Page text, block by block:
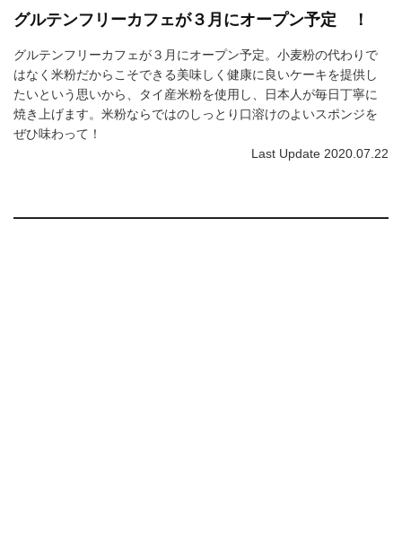
グルテンフリーカフェが３月にオープン予定 ！
グルテンフリーカフェが３月にオープン予定。小麦粉の代わりで
はなく米粉だからこそできる美味しく健康に良いケーキを提供し
たいという思いから、タイ産米粉を使用し、日本人が毎日丁寧に
焼き上げます。米粉ならではのしっとり口溶けのよいスポンジを
ぜひ味わって！
Last Update 2020.07.22